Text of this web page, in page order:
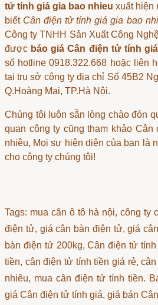
tử tính giá gia bao nhieu xuất hiện
biết Cân điện tử tính giá gia bao
Công ty TNHH Sản Xuất Công
được báo giá Cân điện tử tính giá
số hotline 0918.322.668 hoặc liên
tại trụ sở công ty địa chỉ Số 45B2
Q.Hoàng Mai, TP.Hà Nội.
Chúng tôi luôn sẵn lòng chào đón
quan công ty cũng tham khảo Cân
nhiêu, Mọi sự hiện diện của bạn là
cho công ty chúng tôi!
Tags: mua cân ô tô hà nội, công ty
điện tử, giá cân bàn điện tử, giá
bàn điện tử 200kg, Cân điện tử
tiền, cân điện tử tính tiền giá rẻ,
nhiêu, mua cân điện tử tính tiền.
giá Cân điện tử tính giá, giá bán